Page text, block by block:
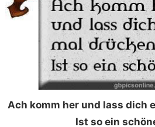
Ach komm her und lass dich
Ist so ein